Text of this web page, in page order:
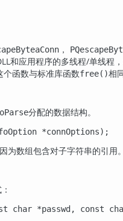
，
和应用程序的多线程/单线程
函数与标准库函数free()相
分配的数据结构。
*connOptions);
为数组包含对子字符串的引用。
char *passwd, const